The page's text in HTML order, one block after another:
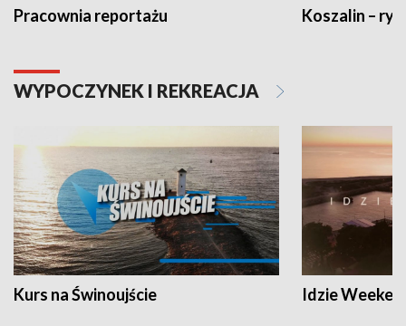
Pracownia reportażu Koszalin –
WYPOCZYNEK I REKREACJA
Kurs na Świnoujście Idzie